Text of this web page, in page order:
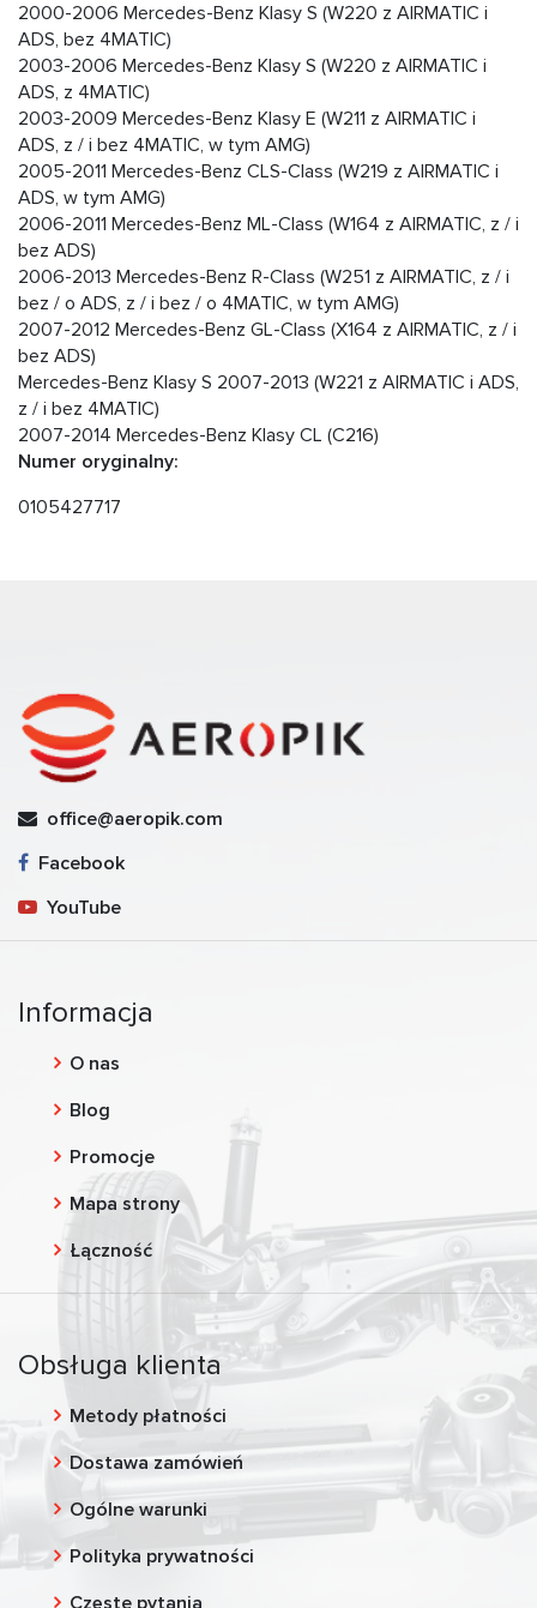
2000-2006 Mercedes-Benz Klasy S (W220 z AIRMATIC i
ADS, bez 4MATIC)
2003-2006 Mercedes-Benz Klasy S (W220 z AIRMATIC i
ADS, z 4MATIC)
2003-2009 Mercedes-Benz Klasy E (W211 z AIRMATIC i
ADS, z / i bez 4MATIC, w tym AMG)
2005-2011 Mercedes-Benz CLS-Class (W219 z AIRMATIC i
ADS, w tym AMG)
2006-2011 Mercedes-Benz ML-Class (W164 z AIRMATIC, z / i
bez ADS)
2006-2013 Mercedes-Benz R-Class (W251 z AIRMATIC, z / i
bez / o ADS, z / i bez / o 4MATIC, w tym AMG)
2007-2012 Mercedes-Benz GL-Class (X164 z AIRMATIC, z / i
bez ADS)
Mercedes-Benz Klasy S 2007-2013 (W221 z AIRMATIC i ADS,
z / i bez 4MATIC)
2007-2014 Mercedes-Benz Klasy CL (C216)
Numer oryginalny:
0105427717
office@aeropik.com
Facebook
YouTube
Informacja
O nas
Blog
Promocje
Mapa strony
Łączność
Obsługa klienta
Metody płatności
Dostawa zamówień
Ogólne warunki
Polityka prywatności